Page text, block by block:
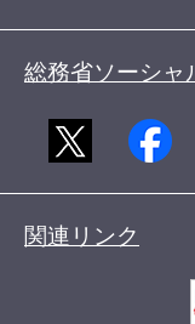
総務省ソーシャ
関連リンク